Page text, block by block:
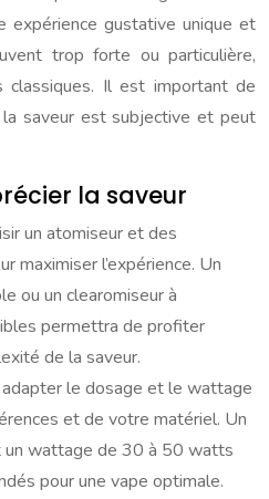
expérience gustative unique et
trop forte ou particulière,
classiques. Il est important de
saveur est subjective et peut
la saveur
un atomiseur et des
maximiser l’expérience. Un
ou un clearomiseur à
permettra de profiter
de la saveur.
adapter le dosage et le wattage
et de votre matériel. Un
wattage de 30 à 50 watts
pour une vape optimale.